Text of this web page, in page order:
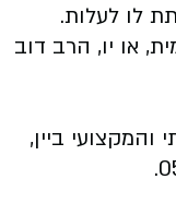
לו לעלות.
מקומית, או יו, הרב דוב
ביין,
.